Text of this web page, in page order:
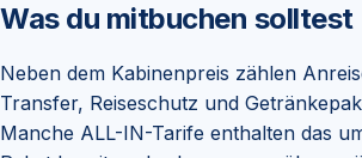
Was du mitbuchen solltest
Neben dem Kabinenpreis zählen
Transfer, Reiseschutz und
Manche ALL-IN-Tarife enthalten das